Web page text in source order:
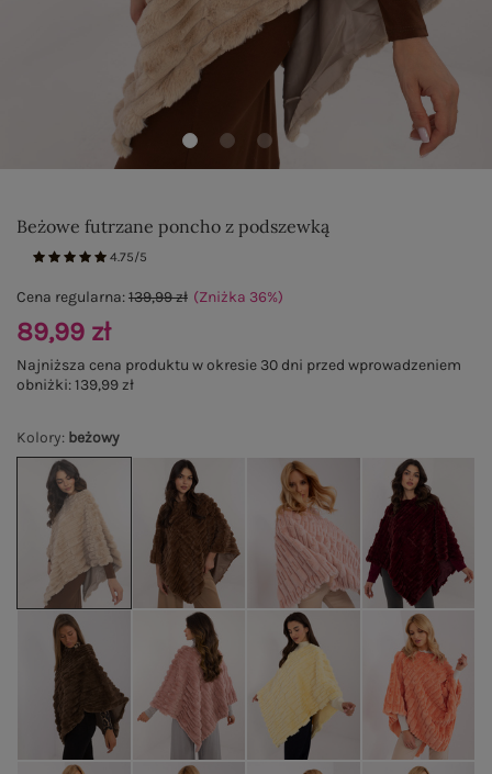
Beżowe futrzane poncho z podszewką
4.75/5
Kolory: beżowy
Cena regularna:139,99 zł (Zniżka 36%)
89,99 zł
Najniższa cena produktu w okresie 30 dni przed wprowadzeniem
obniżki:139,99 zł